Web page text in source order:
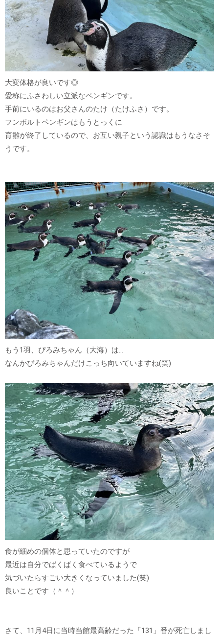
大変体格が良いです◎
愛称にふさわしい立派なペンギンです。
手前にいるのはお父さんのたけ（たけふさ）です。
フンボルトペンギンはもうとっくに
育雛が終了しているので、お互い親子という認識はもうなさそ
うです。
もう1羽、ぴろみちゃん（大海）は…
なんかぴろみちゃんだけこっち向いていますね(笑)
食が細めの個体と思っていたのですが
最近は自分でばくばく食べているようで
気づいたらすごい大きくなっていました(笑)
良いことです（＾＾）
さて、11月4日に当時当館最高齢だった「131」番が死亡しまし